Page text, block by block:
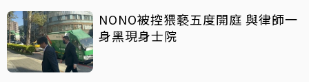
NONO被控猥褻五度開庭 與律師一
身黑現身士院